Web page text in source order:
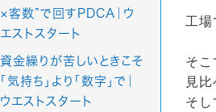
工
そ
見
そ
×客数”で回すPDCA｜ウ
エストスタート
資金繰りが苦しいときこそ
「気持ち」より「数字」で｜
ウエストスタート